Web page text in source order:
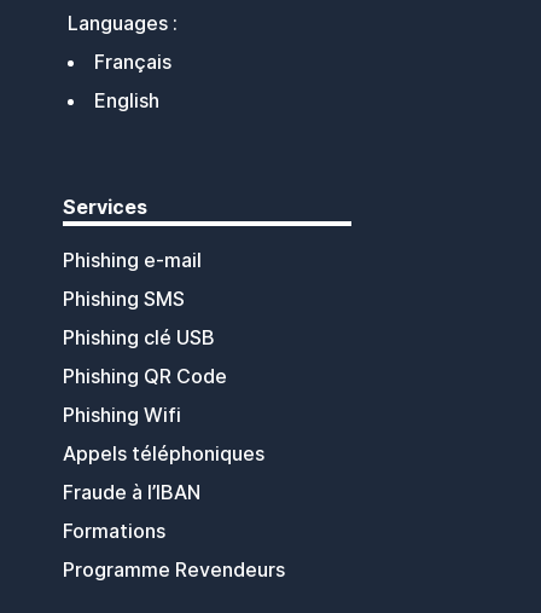
Languages :
Français
English
Services
Phishing e-mail
Phishing SMS
Phishing clé USB
Phishing QR Code
Phishing Wifi
Appels téléphoniques
Fraude à l’IBAN
Formations
Programme Revendeurs